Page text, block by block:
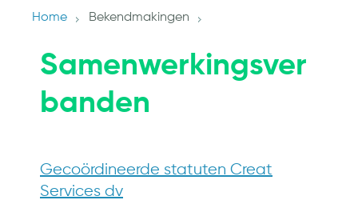
Home Bekendmakingen
Samenwerkingsver
banden
Gecoördineerde statuten Creat
Services dv